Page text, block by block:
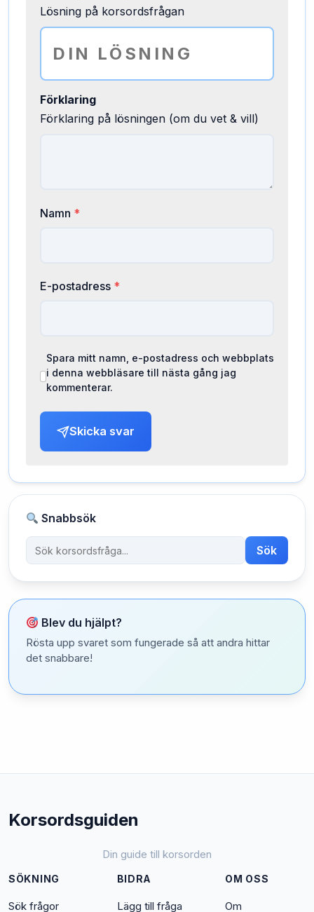
Lösning på korsordsfrågan
Förklaring
Förklaring på lösningen (om du vet & vill)
Namn *
E-postadress *
Spara mitt namn, e-postadress och webbplats
i denna webbläsare till nästa gång jag
kommenterar.
Skicka svar
Snabbsök
Sök
Blev du hjälpt?
Rösta upp svaret som fungerade så att andra hittar
det snabbare!
Korsordsguiden
Din guide till korsorden
SÖKNING
Sök frågor
BIDRA
Lägg till fråga
OM OSS
Om